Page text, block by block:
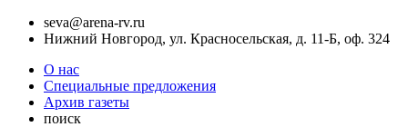
seva@arena-rv.ru
Нижний Новгород, ул. Красносельская, д. 11-Б, оф. 324
О нас
Специальные предложения
Архив газеты
поиск